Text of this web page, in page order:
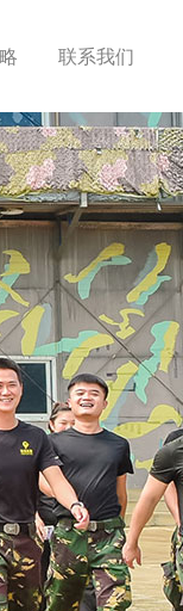
联系我们